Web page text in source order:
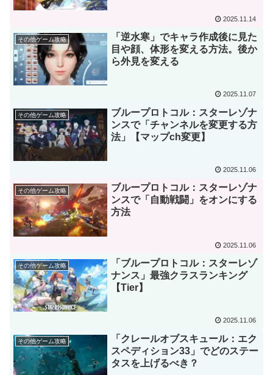
2025.11.14
その他ゲーム攻略
「逆水寒」でキャラ作成後に見た
目や顔、体形を変える方法。後か
ら外見を変える
2025.11.07
その他ゲーム攻略
ブループロトコル：スターレゾナ
ンスで「チャンネルを変更する方
法」【マップch変更】
2025.11.06
その他ゲーム攻略
ブループロトコル：スターレゾナ
ンスで「自動戦闘」をオンにする
方法
2025.11.06
その他ゲーム攻略
「ブループロトコル：スターレゾ
ナンス」最強クラスランキング
【Tier】
2025.11.06
その他ゲーム攻略
「クレールオブスキュール：エク
スペディション33」でどのステー
タスを上げるべき？